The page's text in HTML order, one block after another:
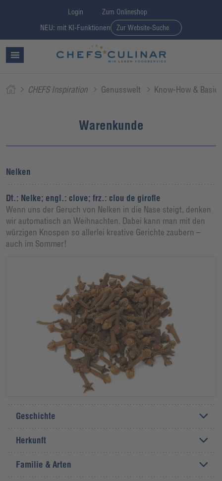
Login Zum Onlineshop
NEU: mit KI-Funktionen Zur Website-Suche
CHEFS Inspiration Genusswelt Know-How &
Warenkunde
Nelken
Dt.: Nelke; engl.: clove; frz.: clou de girofle
Wenn uns der Geruch von Nelken in die Nase steigt, denken
wir automatisch an Weihnachten. Dabei kann man mit den
würzigen Knospen so allerlei kreative Gerichte zaubern –
auch im Sommer!
Geschichte
Herkunft
Familie & Arten